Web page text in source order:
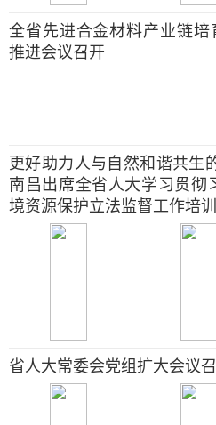
全省先进合金材料产业链培
推进会议召开
更好助力人与自然和谐共生
南昌出席全省人大学习贯彻
境资源保护立法监督工作培
省人大常委会党组扩大会议